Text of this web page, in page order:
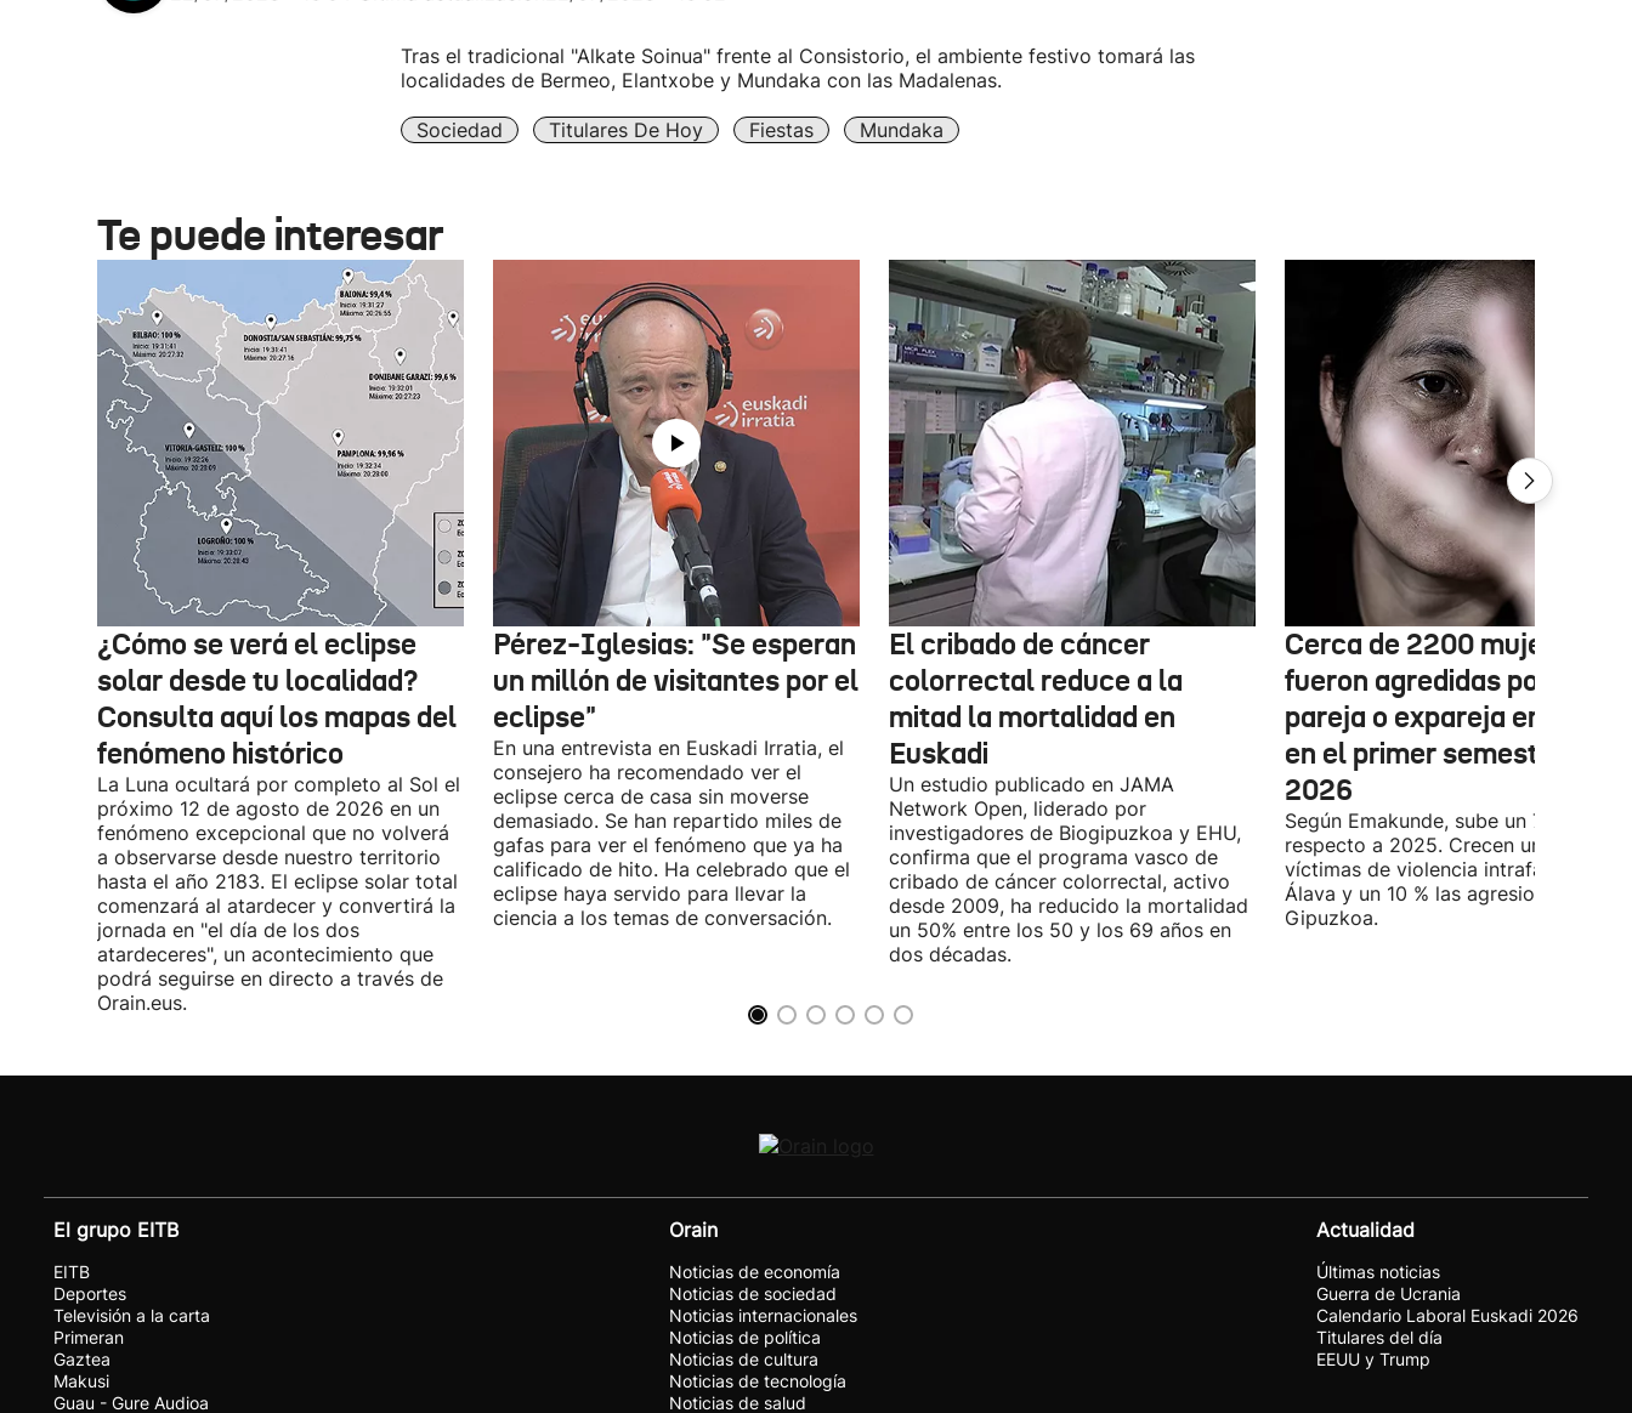
Tras el tradicional "Alkate Soinua" frente al Consistorio, el ambiente festivo tomará las
localidades de Bermeo, Elantxobe y Mundaka con las Madalenas.
Sociedad Titulares De Hoy Fiestas Mundaka
Te puede interesar
¿Cómo se verá el eclipse
solar desde tu localidad?
Consulta aquí los mapas del
fenómeno histórico
La Luna ocultará por completo al Sol el
próximo 12 de agosto de 2026 en un
fenómeno excepcional que no volverá
a observarse desde nuestro territorio
hasta el año 2183. El eclipse solar total
comenzará al atardecer y convertirá la
jornada en "el día de los dos
atardeceres", un acontecimiento que
podrá seguirse en directo a través de
Orain.eus.
Pérez-Iglesias: "Se esperan
un millón de visitantes por el
eclipse"
En una entrevista en Euskadi Irratia, el
consejero ha recomendado ver el
eclipse cerca de casa sin moverse
demasiado. Se han repartido miles de
gafas para ver el fenómeno que ya ha
calificado de hito. Ha celebrado que el
eclipse haya servido para llevar la
ciencia a los temas de conversación.
El cribado de cáncer
colorrectal reduce a la
mitad la mortalidad en
Euskadi
Un estudio publicado en JAMA
Network Open, liderado por
investigadores de Biogipuzkoa y EHU,
confirma que el programa vasco de
cribado de cáncer colorrectal, activo
desde 2009, ha reducido la mortalidad
un 50% entre los 50 y los 69 años en
dos décadas.
Cerca de 2200 mujeres
fueron agredidas por su
pareja o expareja en
en el primer semestre de
2026
Según Emakunde, sube un 7 %
respecto a 2025. Crecen un 20 % las
víctimas de violencia intrafamiliar en
Álava y un 10 % las agresiones en
Gipuzkoa.
El grupo EITB
EITB
Deportes
Televisión a la carta
Primeran
Gaztea
Makusi
Guau - Gure Audioa
Orain
Noticias de economía
Noticias de sociedad
Noticias internacionales
Noticias de política
Noticias de cultura
Noticias de tecnología
Noticias de salud
Actualidad
Últimas noticias
Guerra de Ucrania
Calendario Laboral Euskadi 2026
Titulares del día
EEUU y Trump